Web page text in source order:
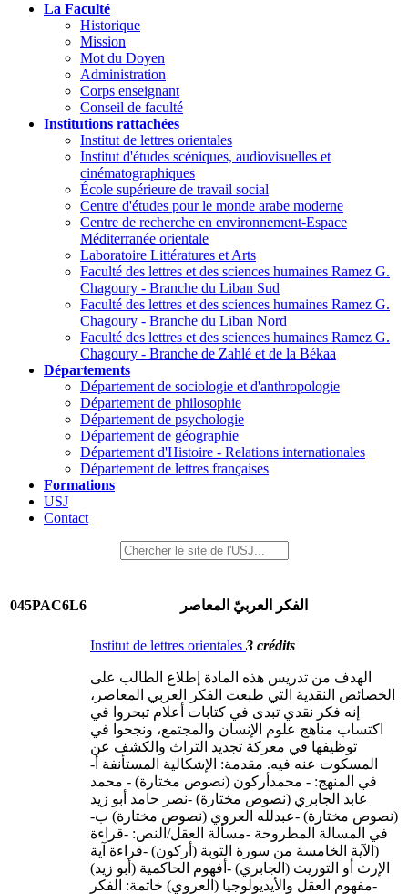
La Faculté
Historique
Mission
Mot du Doyen
Administration
Corps enseignant
Conseil de faculté
Institutions rattachées
Institut de lettres orientales
Institut d'études scéniques, audiovisuelles et
cinématographiques
École supérieure de travail social
Centre d'études pour le monde arabe moderne
Centre de recherche en environnement-Espace
Méditerranée orientale
Laboratoire Littératures et Arts
Faculté des lettres et des sciences humaines Ramez G.
Chagoury - Branche du Liban Sud
Faculté des lettres et des sciences humaines Ramez G.
Chagoury - Branche du Liban Nord
Faculté des lettres et des sciences humaines Ramez G.
Chagoury - Branche de Zahlé et de la Békaa
Départements
Département de sociologie et d'anthropologie
Département de philosophie
Département de psychologie
Département de géographie
Département d'Histoire - Relations internationales
Département de lettres françaises
Formations
USJ
Contact
045PAC6L6 الفكر العربيّ المعاصر
Institut de lettres orientales 3 crédits
الهدف من تدريس هذه المادة إطلاع الطالب على
الخصائص النقدية التي طبعت الفكر العربي المعاصر،
إنه فكر نقدي تبدى في كتابات أعلام تبحروا في
اكتساب مناهج علوم الإنسان والمجتمع، ونجحوا في
توظيفها في معركة تجديد التراث والكشف عن
المسكوت عنه فيه. مقدمة: الإشكالية المستأنفة أ-
في المنهج: - محمدأركون (نصوص مختارة) - محمد
عابد الجابري (نصوص مختارة) -نصر حامد أبو زيد
(نصوص مختارة) -عبدلله العروي (نصوص مختارة) ب-
في المسالة المطروحة -مسألة العقل/النص: -قراءة
(الآية الخامسة من سورة التوبة (أركون) -قراءة آية
الإرث أو التوريث (الجابري) -أفهوم الحاكمية (أبو زيد)
-مفهوم العقل والأيديولوجيا (العروي) خاتمة: الفكر